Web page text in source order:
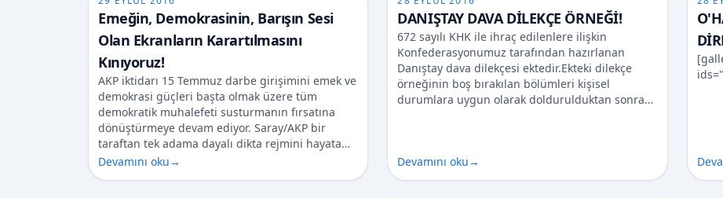
Emeğin, Demokrasinin, Barışın Sesi
Olan Ekranların Karartılmasını
Kınıyoruz!
AKP iktidarı 15 Temmuz darbe girişimini emek ve
demokrasi güçleri başta olmak üzere tüm
demokratik muhalefeti susturmanın fırsatına
dönüştürmeye devam ediyor. Saray/AKP bir
taraftan tek adama dayalı dikta rejmini hayata…
Devamını oku→
DANIŞTAY DAVA DİLEKÇE ÖRNEĞİ!
672 sayılı KHK ile ihraç edilenlere ilişkin
Konfederasyonumuz tarafından hazırlanan
Danıştay dava dilekçesi ektedir.Ekteki dilekçe
örneğinin boş bırakılan bölümleri kişisel
durumlara uygun olarak doldurulduktan sonra…
Devamını oku→